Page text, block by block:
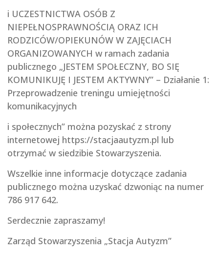
i UCZESTNICTWA OSÓB Z
NIEPEŁNOSPRAWNOŚCIĄ ORAZ ICH
RODZICÓW/OPIEKUNÓW W ZAJĘCIACH
ORGANIZOWANYCH w ramach zadania
publicznego „JESTEM SPOŁECZNY, BO SIĘ
KOMUNIKUJĘ I JESTEM AKTYWNY” – Działanie 1:
Przeprowadzenie treningu umiejętności
komunikacyjnych
i społecznych” można pozyskać z strony
internetowej https://stacjaautyzm.pl lub
otrzymać w siedzibie Stowarzyszenia.
Wszelkie inne informacje dotyczące zadania
publicznego można uzyskać dzwoniąc na numer
786 917 642.
Serdecznie zapraszamy!
Zarząd Stowarzyszenia „Stacja Autyzm”